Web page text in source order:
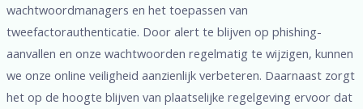
wachtwoordmanagers en het toepassen van
tweefactorauthenticatie. Door alert te blijven op phishing-
aanvallen en onze wachtwoorden regelmatig te wijzigen, kunnen
we onze online veiligheid aanzienlijk verbeteren. Daarnaast zorgt
het op de hoogte blijven van plaatselijke regelgeving ervoor dat